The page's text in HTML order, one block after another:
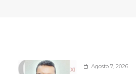
Agosto 7, 2026